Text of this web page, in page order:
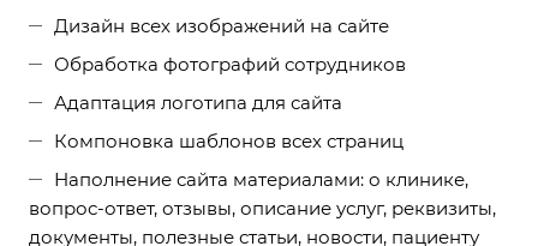
Дизайн всех изображений на сайте
Обработка фотографий сотрудников
Адаптация логотипа для сайта
Компоновка шаблонов всех страниц
Наполнение сайта материалами: о клинике,
вопрос-ответ, отзывы, описание услуг, реквизиты,
документы, полезные статьи, новости, пациенту